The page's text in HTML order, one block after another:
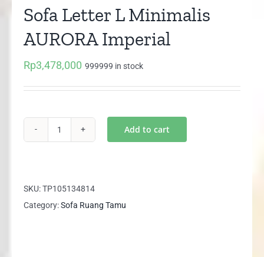
Sofa Letter L Minimalis
AURORA Imperial
Rp3,478,000 999999 in stock
Minimalis
AURORA
Add to cart
SKU:TP105134814
Category:Sofa Ruang Tamu